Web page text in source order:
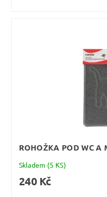
ROHOŽKA POD WC A
Skladem (5 KS)
240 Kč